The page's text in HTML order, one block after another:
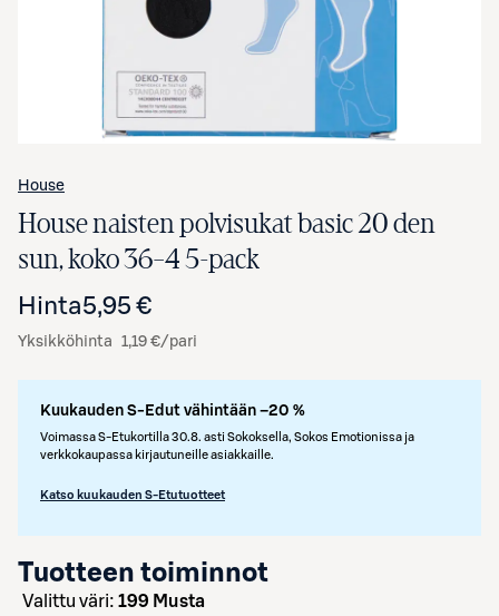
House
House naisten polvisukat basic 20 den
sun, koko 36–4 5-pack
Hinta5,95 €
Yksikköhinta 1,19 €/pari
Kuukauden S-Edut vähintään –20 %
Voimassa S-Etukortilla 30.8. asti Sokoksella, Sokos Emotionissa ja
verkkokaupassa kirjautuneille asiakkaille.
Katso kuukauden S-Etutuotteet
Tuotteen toiminnot
Valittu väri: 199 Musta